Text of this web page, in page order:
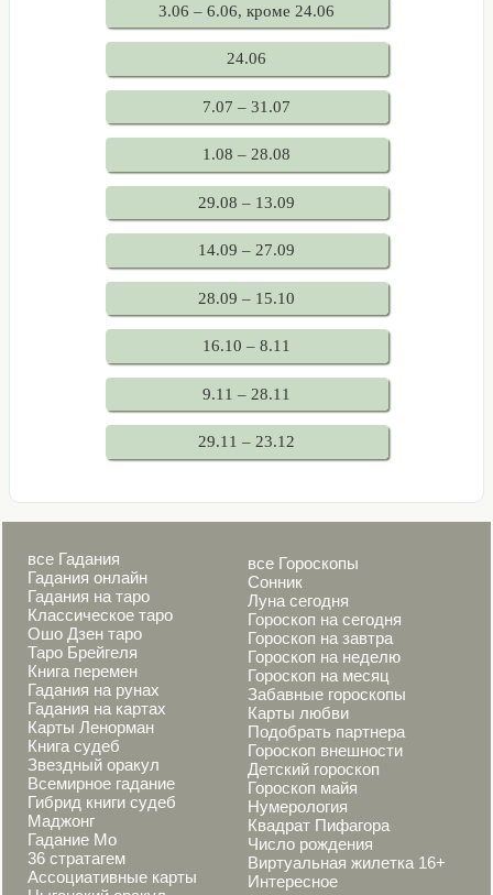
3.06 – 6.06, кроме 24.06
24.06
7.07 – 31.07
1.08 – 28.08
29.08 – 13.09
14.09 – 27.09
28.09 – 15.10
16.10 – 8.11
9.11 – 28.11
29.11 – 23.12
все Гадания
Гадания онлайн
Гадания на таро
Классическое таро
Ошо Дзен таро
Таро Брейгеля
Книга перемен
Гадания на рунах
Гадания на картах
Карты Ленорман
Книга судеб
Звездный оракул
Всемирное гадание
Гибрид книги судеб
Маджонг
Гадание Мо
36 стратагем
Ассоциативные карты
все Гороскопы
Сонник
Луна сегодня
Гороскоп на сегодня
Гороскоп на завтра
Гороскоп на неделю
Гороскоп на месяц
Забавные гороскопы
Карты любви
Подобрать партнера
Гороскоп внешности
Детский гороскоп
Гороскоп майя
Нумерология
Квадрат Пифагора
Число рождения
Виртуальная жилетка 16+
Интересное